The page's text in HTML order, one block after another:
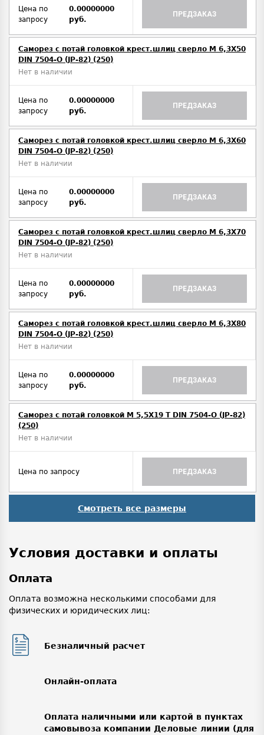
Цена по
запросу
0.00000000
руб.
ПРЕДЗАКАЗ
Саморез с потай головкой крест.шлиц сверло М 6,3Х50
DIN 7504-O (JP-82) (250)
Нет в наличии
Цена по
запросу
0.00000000
руб.
ПРЕДЗАКАЗ
Саморез с потай головкой крест.шлиц сверло М 6,3Х60
DIN 7504-O (JP-82) (250)
Нет в наличии
Цена по
запросу
0.00000000
руб.
ПРЕДЗАКАЗ
Саморез с потай головкой крест.шлиц сверло М 6,3Х70
DIN 7504-O (JP-82) (250)
Нет в наличии
Цена по
запросу
0.00000000
руб.
ПРЕДЗАКАЗ
Саморез с потай головкой крест.шлиц сверло М 6,3Х80
DIN 7504-O (JP-82) (250)
Нет в наличии
Цена по
запросу
0.00000000
руб.
ПРЕДЗАКАЗ
Саморез с потай головкой М 5,5Х19 T DIN 7504-O (JP-82)
(250)
Нет в наличии
Цена по запросу ПРЕДЗАКАЗ
Смотреть все размеры
Условия доставки и оплаты
Оплата
Оплата возможна несколькими способами для
физических и юридических лиц:
Безналичный расчет
Онлайн-оплата
Оплата наличными или картой в пунктах
самовывоза компании Деловые линии (для